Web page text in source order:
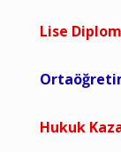
Lise
Hukuk